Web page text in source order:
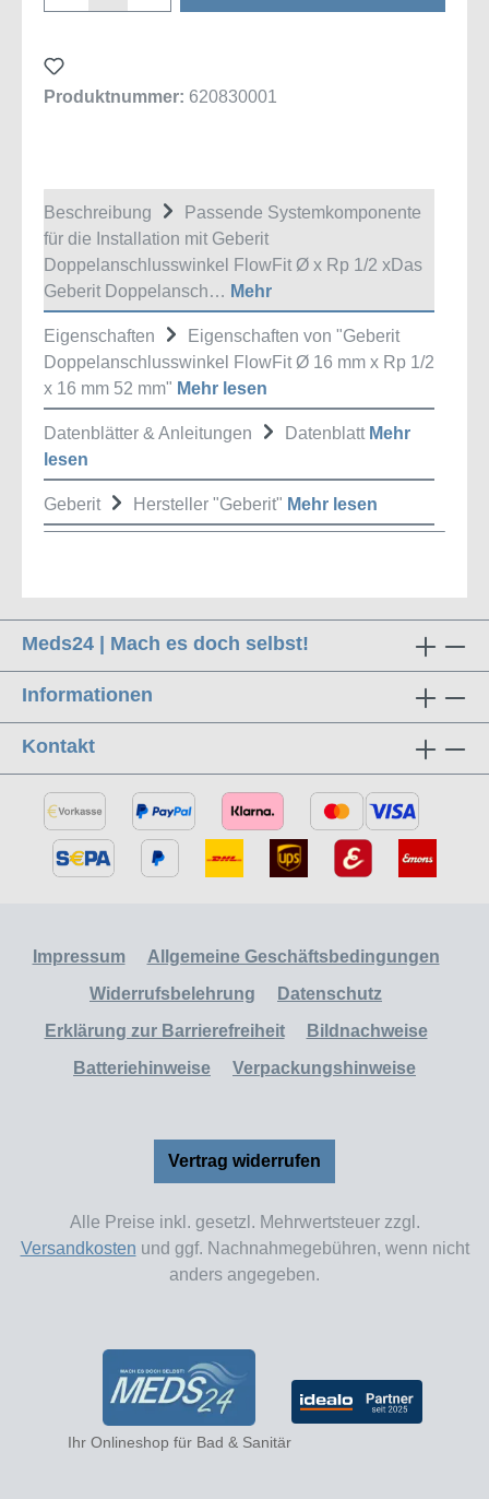
Produktnummer: 620830001
Beschreibung
Passende Systemkomponente
für die Installation mit Geberit
Doppelanschlusswinkel FlowFit Ø x Rp 1/2 xDas
Geberit Doppelansch… Mehr
Eigenschaften
Eigenschaften von "Geberit
Doppelanschlusswinkel FlowFit Ø 16 mm x Rp 1/2
x 16 mm 52 mm" Mehr lesen
Datenblätter & Anleitungen Datenblatt Mehr
lesen
Geberit Hersteller "Geberit" Mehr lesen
Meds24 | Mach es doch selbst!
Informationen
Kontakt
Impressum
Allgemeine Geschäftsbedingungen
Widerrufsbelehrung
Datenschutz
Erklärung zur Barrierefreiheit
Bildnachweise
Batteriehinweise
Verpackungshinweise
Vertrag widerrufen
Alle Preise inkl. gesetzl. Mehrwertsteuer zzgl.
Versandkosten und ggf. Nachnahmegebühren, wenn nicht
anders angegeben.
Ihr Onlineshop für Bad & Sanitär